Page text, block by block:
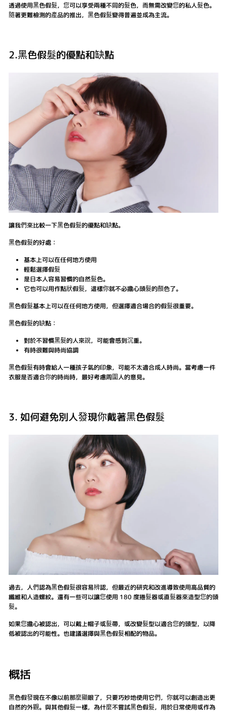
透過使用黑色假髮，您可以享受兩種不同的髮色，而無需改變您的私人髮色。
隨著更難檢測的產品的推出，黑色假髮變得普遍並成為主流。
2.黑色假髮的優點和缺點
讓我們來比較一下黑色假髮的優點和缺點。
黑色假髮的好處：
基本上可以在任何地方使用
輕鬆選擇假髮
是日本人容易習慣的自然髮色。
它也可以用作點狀假髮，這樣你就不必擔心頭髮的顏色了。
黑色假髮基本上可以在任何地方使用，但選擇適合場合的假髮很重要。
黑色假髮的缺點：
對於不習慣黑髮的人來說，可能會感到沉重。
有時很難與時尚協調
黑色假髮有時會給人一種孩子氣的印象，可能不太適合成人時尚。當考慮一件
衣服是否適合你的時尚時，最好考慮周圍人的意見。
3. 如何避免別人發現你戴著黑色假髮
過去，人們認為黑色假髮很容易辨認，但最近的研究和改進導致使用高品質的
纖維和人造螺紋。還有一些可以讓您使用 180 度捲髮器或直髮器來造型您的頭
髮。
如果您擔心被認出，可以戴上帽子或髮帶，或改變髮型以適合您的頭型，以降
低被認出的可能性。也建議選擇與黑色假髮相配的物品。
概括
黑色假發現在不像以前那麼顯眼了，只要巧妙地使用它們，你就可以創造出更
自然的外觀。與其他假髮一樣，為什麼不嘗試黑色假髮，用於日常使用或作為